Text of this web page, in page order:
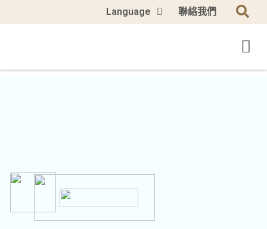
Language 聯絡我們